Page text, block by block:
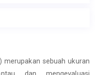
merupakan sebuah ukuran
dan mengevaluasi